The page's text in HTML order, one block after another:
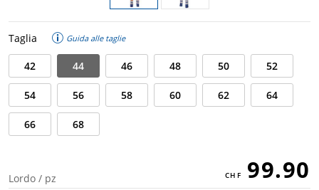
Taglia Guida alle taglie
42 44 46 48 50 52
54 56 58 60 62 64
66 68
Lordo / pz 99.90